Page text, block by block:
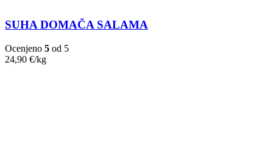
SUHA DOMAČA SALAMA
Ocenjeno 5 od 5
24,90 €/kg